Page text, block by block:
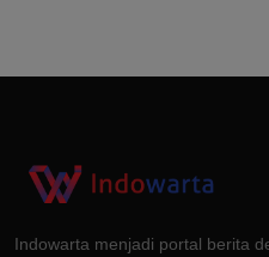
Indowarta menjadi portal berita